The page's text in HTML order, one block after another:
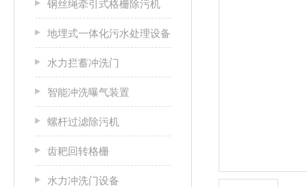
钢丝绳牵引式格栅除污机
地埋式一体化污水处理设备
水力拦蓄冲洗门
智能冲洗曝气装置
螺杆过滤除污机
齿耙回转格栅
水力冲洗门设备